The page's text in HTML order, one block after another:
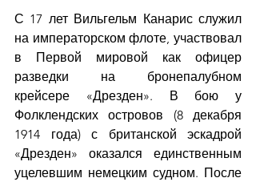
С 17 лет Вильгельм Канарис служил
на императорском флоте, участвовал
в Первой мировой как офицер
разведки на бронепалубном
крейсере «Дрезден». В бою у
Фолклендских островов (8 декабря
1914 года) с британской эскадрой
«Дрезден» оказался единственным
уцелевшим немецким судном. После